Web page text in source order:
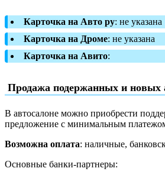
Карточка на Авто ру: не указана
Карточка на Дроме: не указана
Карточка на Авито:
Продажа подержанных и новых
В автосалоне можно приобрести
предложение с минимальным
Возможна оплата: наличные,
Основные банки-партнеры: